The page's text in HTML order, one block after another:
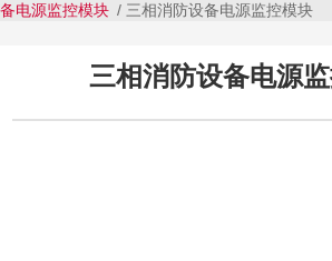
备电源监控模块 / 三相消防设备电源监控模块
三相消防设备电源